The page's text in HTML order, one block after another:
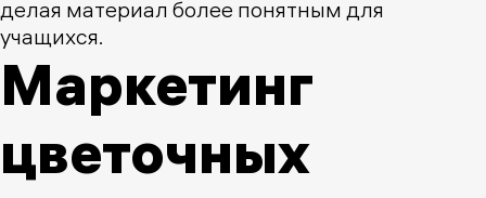
делая материал более понятным для
учащихся.
Маркетинг
цветочных